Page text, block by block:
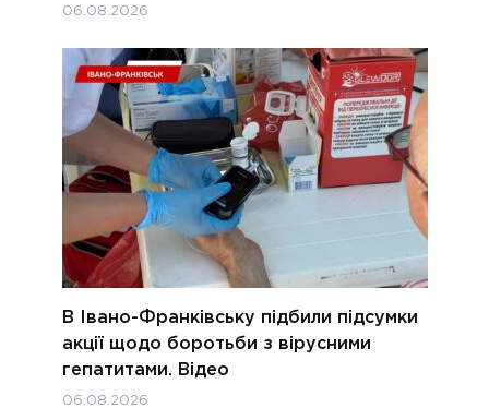
06.08.2026
В Івано-Франківську підбили підсумки
акції щодо боротьби з вірусними
гепатитами. Відео
06.08.2026